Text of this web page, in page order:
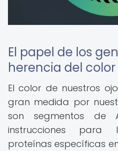
El papel de los
herencia del color
El color de nuestros
gran medida por
son segmentos de
instrucciones
proteínas específicas